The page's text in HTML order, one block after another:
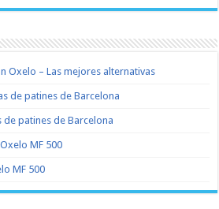
Oxelo – Las mejores alternativas
de patines de Barcelona
de patines de Barcelona
MF 500
MF 500